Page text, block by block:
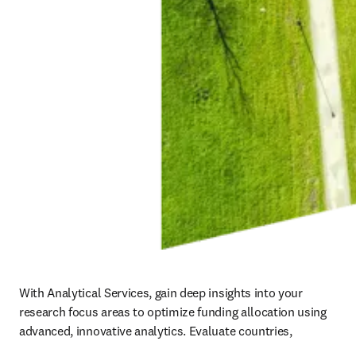
With Analytical Services, gain deep insights into your
research focus areas to optimize funding allocation using
advanced, innovative analytics. Evaluate countries,